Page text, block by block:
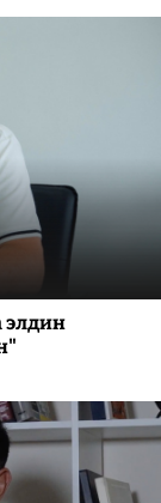
элдин